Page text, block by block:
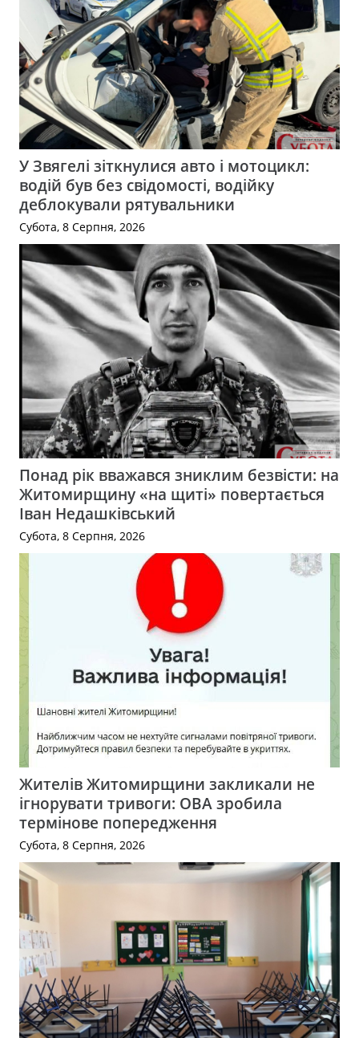
У Звягелі зіткнулися авто і мотоцикл:
водій був без свідомості, водійку
деблокували рятувальники
Субота, 8 Серпня, 2026
Понад рік вважався зниклим безвісти: на
Житомирщину «на щиті» повертається
Іван Недашківський
Субота, 8 Серпня, 2026
Жителів Житомирщини закликали не
ігнорувати тривоги: ОВА зробила
термінове попередження
Субота, 8 Серпня, 2026